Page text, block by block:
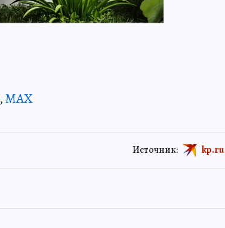
,MAX
Источник: kp.ru